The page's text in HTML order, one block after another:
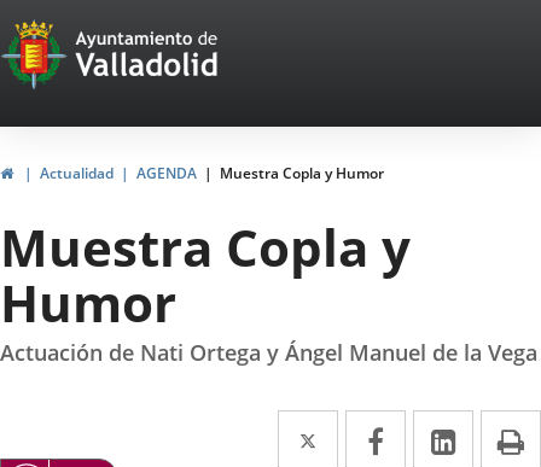
Portal
Web
del
Ayuntamiento
de
Valladolid
InicioActualidad AGENDA Muestra Copla y Humor
Muestra Copla y
Humor
Actuación de Nati Ortega y Ángel Manuel de la Vega
Twitter
Enlace Facebook
EnlaceEnlace